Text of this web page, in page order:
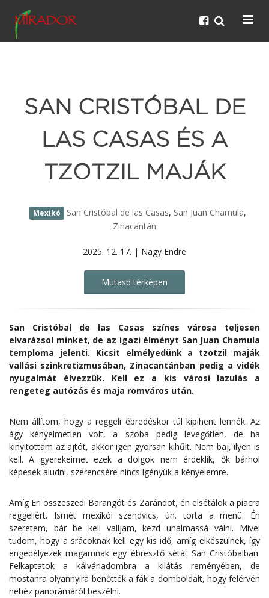
SAN CRISTÓBAL DE
LAS CASAS ÉS A
TZOTZIL MAJÁK
Mexikó San Cristóbal de las Casas, San Juan Chamula,
Zinacantán
2025. 12. 17. | Nagy Endre
Mutasd térképen
San Cristóbal de las Casas színes városa teljesen
elvarázsol minket, de az igazi élményt San Juan Chamula
temploma jelenti. Kicsit elmélyedünk a tzotzil maják
vallási szinkretizmusában, Zinacantánban pedig a vidék
nyugalmát élvezzük. Kell ez a kis városi lazulás a
rengeteg autózás és maja romváros után.
Nem állítom, hogy a reggeli ébredéskor túl kipihent lennék. Az
ágy kényelmetlen volt, a szoba pedig levegőtlen, de ha
kinyitottam az ajtót, akkor igen gyorsan kihűlt. Nem baj, ilyen is
kell. A gyerekeimet ezek a dolgok nem érdeklik, ők bárhol
képesek aludni, szerencsére nincs igényük a kényelemre.
Amíg Eri összeszedi Barangót és Zarándot, én elsétálok a piacra
reggeliért. Ismét mexikói szendvics, ún. torta a menü. Én
szeretem, bár be kell valljam, kezd unalmassá válni. Mivel
tudom, hogy a srácoknak kell egy kis idő, amíg elkészülnek, így
engedélyezek magamnak egy ébresztő sétát San Cristóbalban.
Felkaptatok a kálváriadombra a kilátás reményében, de
mostanra olyannyira benőtték a fák a domboldalt, hogy felérvén
nehéz panorámáról beszélni.